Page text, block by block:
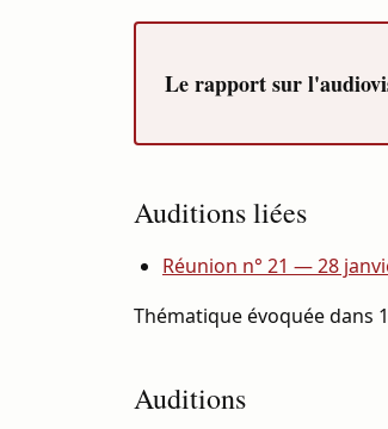
Le rapport sur
Auditions liées
Réunion n° 21 — 28
Thématique évoquée dans
Auditions